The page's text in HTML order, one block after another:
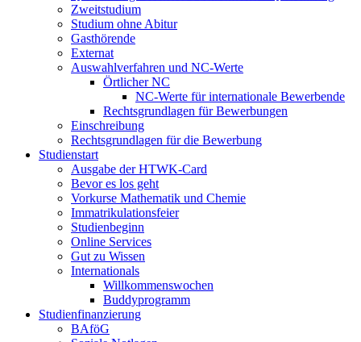
Zweitstudium
Studium ohne Abitur
Gasthörende
Externat
Auswahlverfahren und NC-Werte
Örtlicher NC
NC-Werte für internationale Bewerbende
Rechtsgrundlagen für Bewerbungen
Einschreibung
Rechtsgrundlagen für die Bewerbung
Studienstart
Ausgabe der HTWK-Card
Bevor es los geht
Vorkurse Mathematik und Chemie
Immatrikulationsfeier
Studienbeginn
Online Services
Gut zu Wissen
Internationals
Willkommenswochen
Buddyprogramm
Studienfinanzierung
BAföG